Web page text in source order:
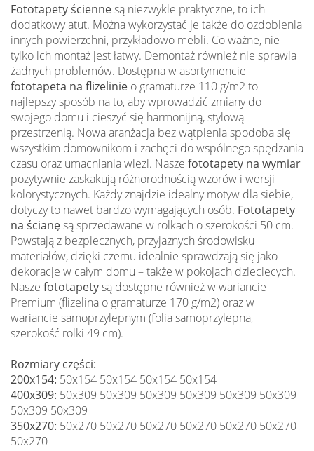
Fototapety ściennesą niezwykle praktyczne, to ich
dodatkowy atut. Można wykorzystać je także do ozdobienia
innych powierzchni, przykładowo mebli. Co ważne, nie
tylko ich montaż jest łatwy. Demontaż również nie sprawia
żadnych problemów. Dostępna w asortymencie
fototapeta na flizelinie o gramaturze 110 g/m2 to
najlepszy sposób na to, aby wprowadzić zmiany do
swojego domu i cieszyć się harmonijną, stylową
przestrzenią. Nowa aranżacja bez wątpienia spodoba się
wszystkim domownikom i zachęci do wspólnego spędzania
czasu oraz umacniania więzi. Nasze fototapety na wymiar
pozytywnie zaskakują różnorodnością wzorów i wersji
kolorystycznych. Każdy znajdzie idealny motyw dla siebie,
dotyczy to nawet bardzo wymagających osób. Fototapety
na ścianęsą sprzedawane w rolkach o szerokości 50 cm.
Powstają z bezpiecznych, przyjaznych środowisku
materiałów, dzięki czemu idealnie sprawdzają się jako
dekoracje w całym domu – także w pokojach dziecięcych.
Nasze fototapetysą dostępne również w wariancie
Premium (flizelina o gramaturze 170 g/m2) oraz w
wariancie samoprzylepnym (folia samoprzylepna,
szerokość rolki 49 cm).
Rozmiary części:
200x154: 50x154 50x154 50x154 50x154
400x309: 50x309 50x309 50x309 50x309 50x309 50x309
50x309 50x309
350x270: 50x270 50x270 50x270 50x270 50x270 50x270
50x270